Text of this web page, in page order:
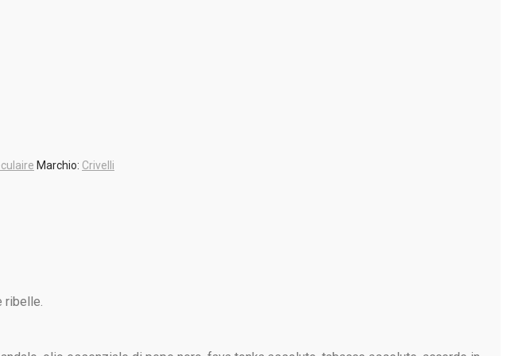
Marchio: Crivelli
ribelle.